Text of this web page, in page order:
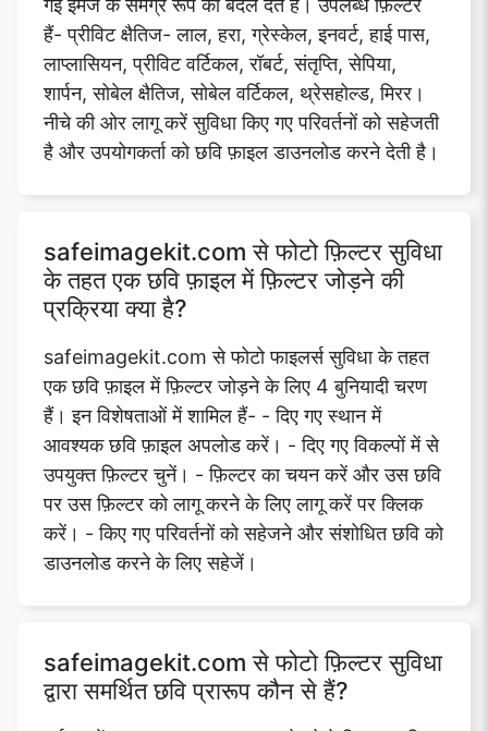
गई इमेज के समग्र रूप को बदल देते हैं। उपलब्ध फ़िल्टर
हैं- प्रीविट क्षैतिज- लाल, हरा, ग्रेस्केल, इनवर्ट, हाई पास,
लाप्लासियन, प्रीविट वर्टिकल, रॉबर्ट, संतृप्ति, सेपिया,
शार्पन, सोबेल क्षैतिज, सोबेल वर्टिकल, थ्रेसहोल्ड, मिरर।
नीचे की ओर लागू करें सुविधा किए गए परिवर्तनों को सहेजती
है और उपयोगकर्ता को छवि फ़ाइल डाउनलोड करने देती है।
safeimagekit.com से फोटो फ़िल्टर सुविधा
के तहत एक छवि फ़ाइल में फ़िल्टर जोड़ने की
प्रक्रिया क्या है?
safeimagekit.com से फोटो फाइलर्स सुविधा के तहत
एक छवि फ़ाइल में फ़िल्टर जोड़ने के लिए 4 बुनियादी चरण
हैं। इन विशेषताओं में शामिल हैं- - दिए गए स्थान में
आवश्यक छवि फ़ाइल अपलोड करें। - दिए गए विकल्पों में से
उपयुक्त फ़िल्टर चुनें। - फ़िल्टर का चयन करें और उस छवि
पर उस फ़िल्टर को लागू करने के लिए लागू करें पर क्लिक
करें। - किए गए परिवर्तनों को सहेजने और संशोधित छवि को
डाउनलोड करने के लिए सहेजें।
safeimagekit.com से फोटो फ़िल्टर सुविधा
द्वारा समर्थित छवि प्रारूप कौन से हैं?